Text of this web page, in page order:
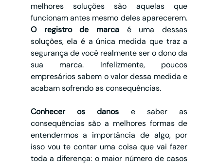
melhores soluções são aquelas que
O registro de marca é uma dessas
soluções, ela é a única medida que traz a
segurança de você realmente ser o dono da
sua marca. Infelizmente, poucos
empresários sabem o valor dessa medida e
acabam sofrendo as consequências.
Conhecer os danos e saber as
consequências são a melhores formas de
entendermos a importância de algo, por
isso vou te contar uma coisa que vai fazer
toda a diferença: o maior número de casos